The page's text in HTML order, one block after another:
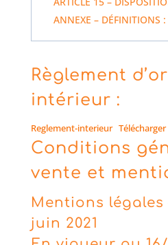
ANNEXE – DÉFINITIONS :
Règlement
intérieur :
Reglement-interieur Télécharger
Conditions
vente et
Mentions légales
juin 2021